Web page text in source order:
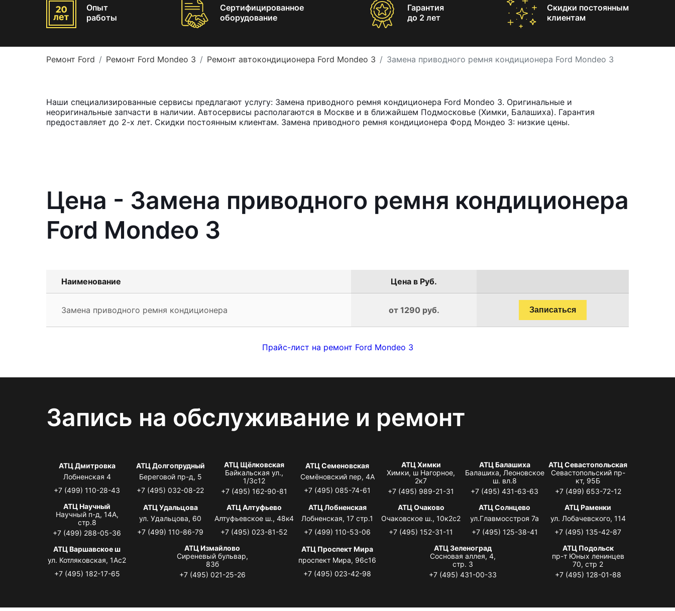
Опыт
работы
Сертифицированное
оборудование
Гарантия
до 2 лет
Скидки постоянным
клиентам
Ремонт Ford Ремонт Ford Mondeo 3 Ремонт автокондиционера Ford Mondeo 3 Замена приводного ремня кондиционера Ford Mondeo 3
Наши специализированные сервисы предлагают услугу: Замена приводного ремня кондиционера Ford Mondeo 3. Оригинальные и
неоригинальные запчасти в наличии. Автосервисы располагаются в Москве и в ближайшем Подмосковье (Химки, Балашиха). Гарантия
предоставляет до 2-х лет. Скидки постоянным клиентам. Замена приводного ремня кондиционера Форд Мондео 3: низкие цены.
Цена - Замена приводного ремня кондиционера
Ford Mondeo 3
Наименование Цена в Руб.
Замена приводного ремня кондиционера от 1290 руб. Записаться
Прайс-лист на ремонт Ford Mondeo 3
Запись на обслуживание и ремонт
АТЦ Дмитровка
Лобненская 4
+7 (499) 110-28-43
АТЦ Долгопрудный
Береговой пр-д, 5
+7 (495) 032-08-22
АТЦ Щёлковская
Байкальская ул.,
1/3с12
+7 (495) 162-90-81
АТЦ Семеновская
Семёновский пер, 4А
+7 (495) 085-74-61
АТЦ Химки
Химки, ш Нагорное,
2к7
+7 (495) 989-21-31
АТЦ Балашиха
Балашиха, Леоновское
ш. вл.8
+7 (495) 431-63-63
АТЦ Севастопольская
Севастопольский пр-
кт, 95Б
+7 (499) 653-72-12
АТЦ Научный
Научный п-д, 14А,
стр.8
+7 (499) 288-05-36
АТЦ Удальцова
ул. Удальцова, 60
+7 (499) 110-86-79
АТЦ Алтуфьево
Алтуфьевское ш., 48к4
+7 (495) 023-81-52
АТЦ Лобненская
Лобненская, 17 стр.1
+7 (499) 110-53-06
АТЦ Очаково
Очаковское ш., 10к2с2
+7 (495) 152-31-11
АТЦ Солнцево
ул.Главмосстроя 7а
+7 (495) 125-38-41
АТЦ Раменки
ул. Лобачевского, 114
+7 (495) 135-42-87
АТЦ Варшавское ш
ул. Котляковская, 1Ас2
+7 (495) 182-17-65
АТЦ Измайлово
Сиреневый бульвар,
83б
+7 (495) 021-25-26
АТЦ Проспект Мира
проспект Мира, 96с16
+7 (495) 023-42-98
АТЦ Зеленоград
Сосновая аллея, 4,
стр. 3
+7 (495) 431-00-33
АТЦ Подольск
пр-т Юных ленинцев
70, стр 2
+7 (495) 128-01-88